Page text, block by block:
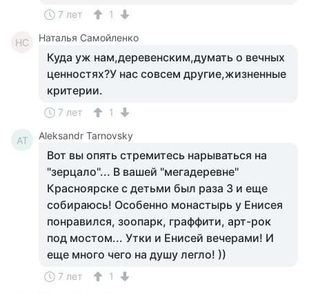
7 лет 1
НС Наталья Самойленко
Куда уж нам,деревенским,думать о вечных
ценностях?У нас совсем другие,жизненные
критерии.
7 лет 1
AT Aleksandr Tarnovsky
Вот вы опять стремитесь нарываться на
"зерцало"... В вашей "мегадеревне"
Красноярске с детьми был раза 3 и еще
собираюсь! Особенно монастырь у Енисея
понравился, зоопарк, граффити, арт-рок
под мостом... Утки и Енисей вечерами! И
еще много чего на душу легло! ))
7 лет 1